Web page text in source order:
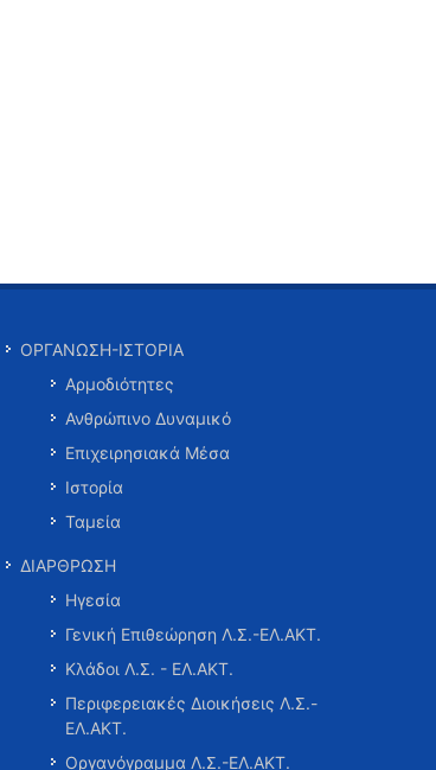
ΟΡΓΑΝΩΣΗ-ΙΣΤΟΡΙΑ
Αρμοδιότητες
Ανθρώπινο Δυναμικό
Επιχειρησιακά Μέσα
Ιστορία
Ταμεία
ΔΙΑΡΘΡΩΣΗ
Ηγεσία
Γενική Επιθεώρηση Λ.Σ.-ΕΛ.ΑΚΤ.
Κλάδοι Λ.Σ. - ΕΛ.ΑΚΤ.
Περιφερειακές Διοικήσεις Λ.Σ.-
ΕΛ.ΑΚΤ.
Οργανόγραμμα Λ.Σ.-ΕΛ.ΑΚΤ.